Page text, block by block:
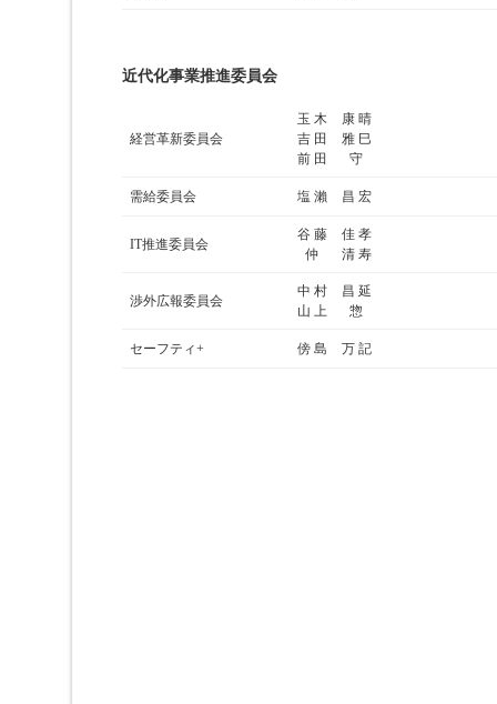
近代化事業推進委員会
経営革新委員会
玉 木
康 晴
吉 田
雅 巳
前 田
守
需給委員会 塩 瀨 昌 宏
IT推進委員会
谷 藤
佳 孝
仲
清 寿
渉外広報委員会
中 村
昌 延
山 上
惣
セーフティ+ 傍 島 万 記